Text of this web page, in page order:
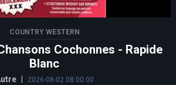
COUNTRY WESTERN
Cochonnes - Rapide
Blanc
2026-08-02 08:00:00